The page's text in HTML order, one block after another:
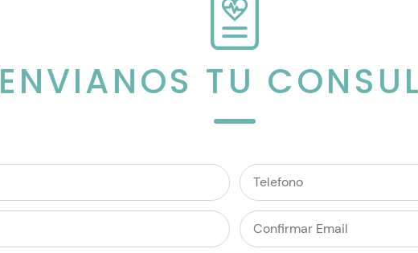
ENVIANOS TU